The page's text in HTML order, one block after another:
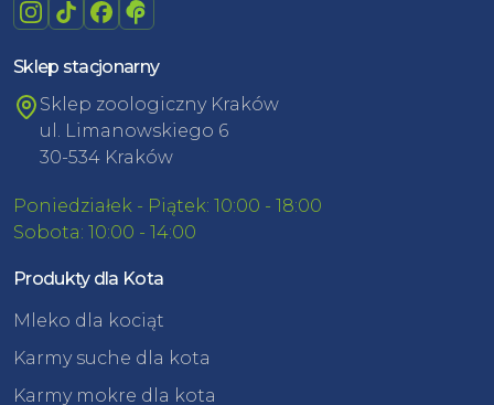
Sklep stacjonarny
Sklep zoologiczny Kraków
ul. Limanowskiego 6
30-534 Kraków
Poniedziałek - Piątek: 10:00 - 18:00
Sobota: 10:00 - 14:00
Produkty dla Kota
Mleko dla kociąt
Karmy suche dla kota
Karmy mokre dla kota